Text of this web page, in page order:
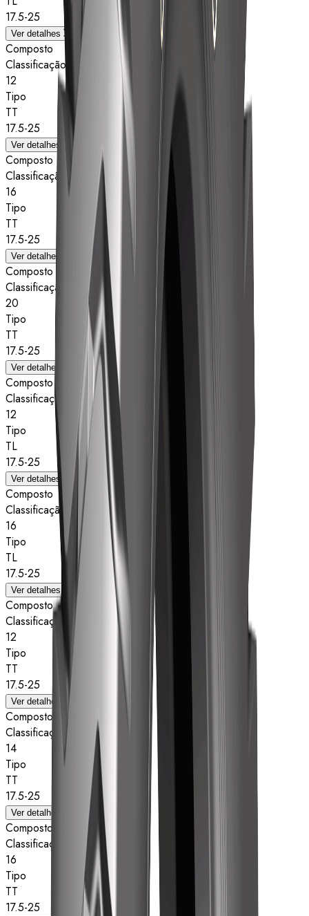
17.5-25
Ver detalhes
Composto
Classificação de estrelas
12
Tipo
TT
17.5-25
Ver detalhes
Composto
Classificação de estrelas
16
Tipo
TT
17.5-25
Ver detalhes
Composto
Classificação de estrelas
20
Tipo
TT
17.5-25
Ver detalhes
Composto
Classificação de estrelas
12
Tipo
TL
17.5-25
Ver detalhes
Composto
Classificação de estrelas
16
Tipo
TL
17.5-25
Ver detalhes
Composto
Classificação de estrelas
12
Tipo
TT
17.5-25
Ver detalhes
Composto
Classificação de estrelas
14
Tipo
TT
17.5-25
Ver detalhes
Composto
Classificação de estrelas
16
Tipo
TT
17.5-25